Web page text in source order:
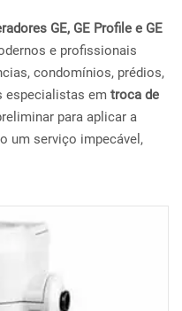
GE, GE Profile e GE
e profissionais
condomínios, prédios,
especialistas em troca de
para aplicar a
um serviço impecável,